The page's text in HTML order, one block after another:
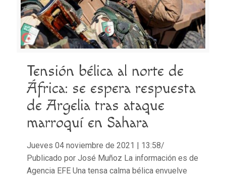
Tensión bélica al norte de
África: se espera respuesta
de Argelia tras ataque
marroquí en Sahara
Jueves 04 noviembre de 2021 | 13:58/
Publicado por José Muñoz La información es de
Agencia EFE Una tensa calma bélica envuelve